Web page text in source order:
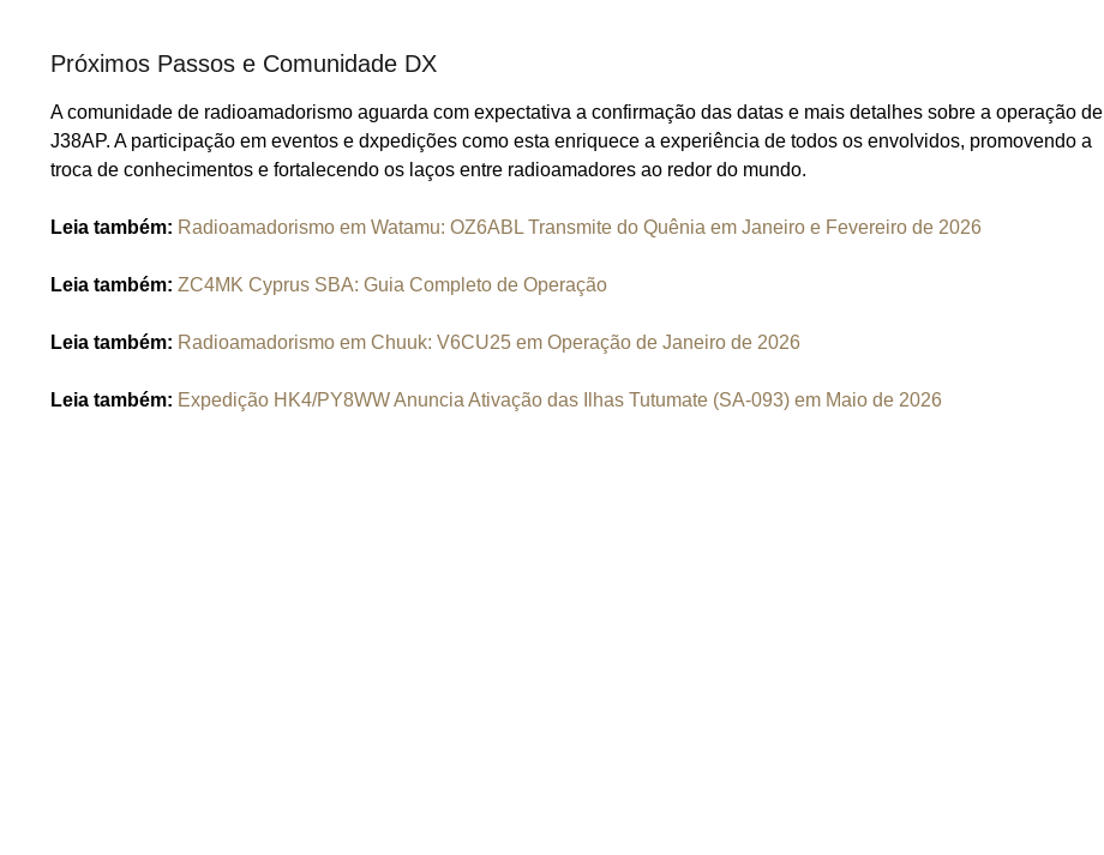
Próximos Passos e Comunidade DX
A comunidade de radioamadorismo aguarda com expectativa a confirmação das datas e mais detalhes sobre a operação de
J38AP. A participação em eventos e dxpedições como esta enriquece a experiência de todos os envolvidos, promovendo a
troca de conhecimentos e fortalecendo os laços entre radioamadores ao redor do mundo.
Leia também: Radioamadorismo em Watamu: OZ6ABL Transmite do Quênia em Janeiro e Fevereiro de 2026
Leia também: ZC4MK Cyprus SBA: Guia Completo de Operação
Leia também: Radioamadorismo em Chuuk: V6CU25 em Operação de Janeiro de 2026
Leia também: Expedição HK4/PY8WW Anuncia Ativação das Ilhas Tutumate (SA-093) em Maio de 2026